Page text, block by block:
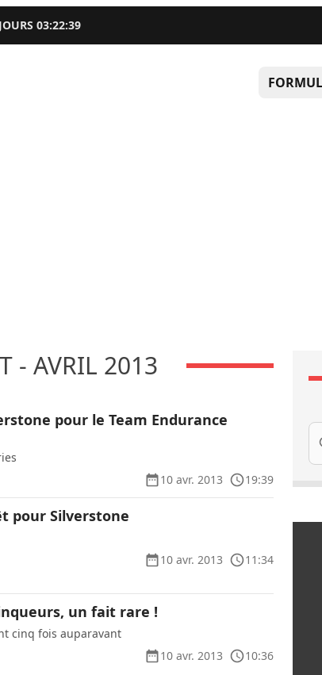
JOURS03:22:38
- AVRIL 2013
pour le Team Endurance
10 avr. 2013
19:39
pour Silverstone
10 avr. 2013
11:34
un fait rare !
cinq fois auparavant
10 avr. 2013
10:36